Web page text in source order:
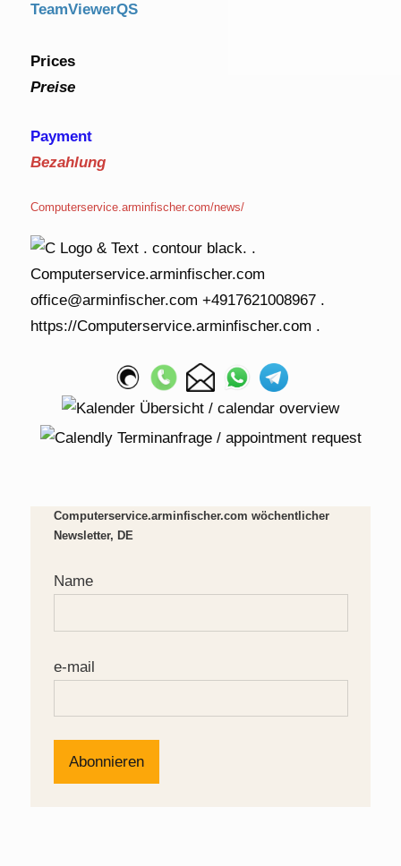
TeamViewerQS
Prices
Preise
Payment
Bezahlung
Computerservice.arminfischer.com/news/
Computerservice.arminfischer.com wöchentlicher
Newsletter, DE
Name
e-mail